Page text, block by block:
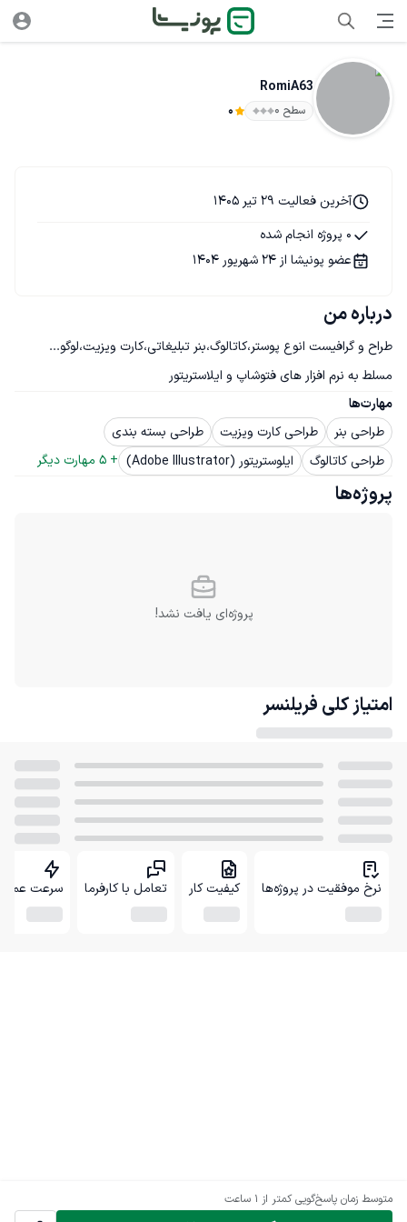
RomiA63
سطح ۰ 0
متوسط زمان پاسخ‌گویی کمتر از 1 ساعت
درباره من
مسلط به نرم افزار های فتوشاپ و ایلاستریتور
مهارت‌ها
طراحی بنر
طراحی کارت ویزیت
طراحی بسته بندی
طراحی کاتالوگ
ایلوستریتور (Adobe Illustrator) +
5 مهارت دیگر
آخرین فعالیت 29 تیر 1405
0 پروژه انجام شده
عضو پونیشا از 24 شهریور 1404
پروژه‌ها
پروژه‌ای یافت نشد!
امتیاز کلی فریلنسر
نرخ موفقیت در پروژه‌ها کیفیت کار تعامل با کارفرما سرعت عمل